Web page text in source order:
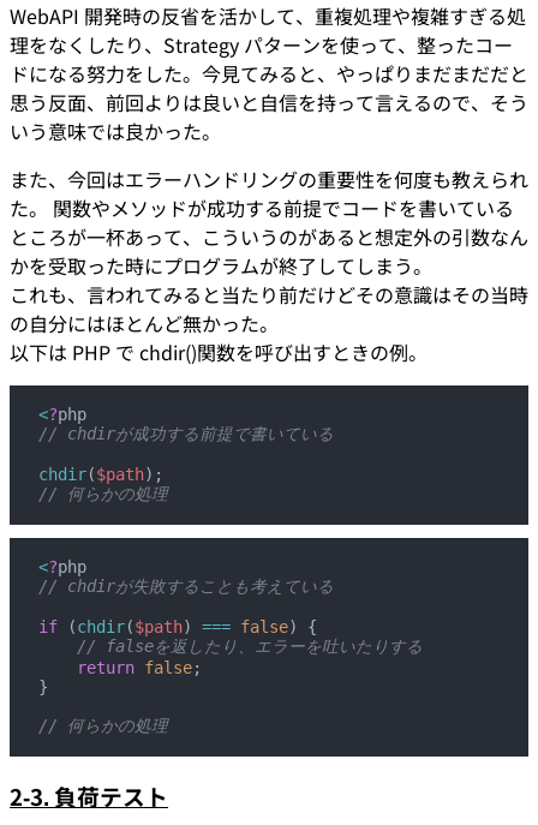
WebAPI 開発時の反省を活かして、重複処理や複雑すぎる処
理をなくしたり、Strategy パターンを使って、整ったコー
ドになる努力をした。今見てみると、やっぱりまだまだだと
思う反面、前回よりは良いと自信を持って言えるので、そう
いう意味では良かった。
また、今回はエラーハンドリングの重要性を何度も教えられ
た。 関数やメソッドが成功する前提でコードを書いている
ところが一杯あって、こういうのがあると想定外の引数なん
かを受取った時にプログラムが終了してしまう。
これも、言われてみると当たり前だけどその意識はその当時
の自分にはほとんど無かった。
以下は PHP で chdir()関数を呼び出すときの例。
<?php
// chdirが成功する前提で書いている
chdir($path);
// 何らかの処理
<?php
// chdirが失敗することも考えている
if (chdir($path) === false) {
    // falseを返したり、エラーを吐いたりする
    return
false;
}
// 何らかの処理
2-3. 負荷テスト